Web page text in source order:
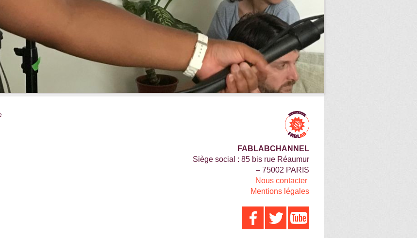
FABLABCHANNEL
Siège social : 85 bis rue Réaumur
– 75002 PARIS
Nous contacter
Mentions légales